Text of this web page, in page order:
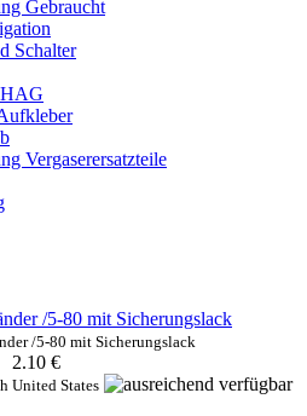
Gebraucht
Schalter
Vergaserersatzteile
/5-80 mit Sicherungslack
2.10 €
United States